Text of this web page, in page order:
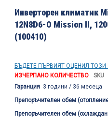
към
началото
на
галерия
със
Инверторен климатик
12N8D6-O Mission II,
(100410)
БЪДЕТЕ ПЪРВИЯТ ОЦЕНИЛ ТОЗИ
ИЗЧЕРПАНО КОЛИЧЕСТВО
SKU
Гаранция 3 години / 36 месеца
Препоръчителен обем
Препоръчителен обем